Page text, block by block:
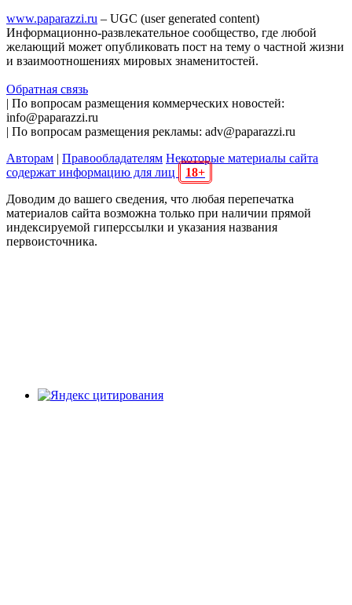
www.paparazzi.ru – UGC (user generated content)
Информационно-развлекательное сообщество, где любой
желающий может опубликовать пост на тему о частной жизни
и взаимоотношениях мировых знаменитостей.
Обратная связь
| По вопросам размещения коммерческих новостей:
info@paparazzi.ru
| По вопросам размещения рекламы: adv@paparazzi.ru
Авторам | Правообладателям Некоторые материалы сайта
содержат информацию для лиц
18+
Доводим до вашего сведения, что любая перепечатка
материалов сайта возможна только при наличии прямой
индексируемой гиперссылки и указания названия
первоисточника.